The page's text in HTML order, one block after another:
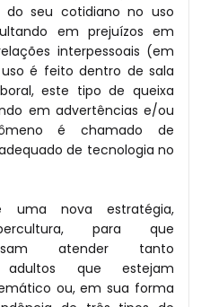
seu cotidiano no uso
em prejuízos em
interpessoais (em
é feito dentro de sala
este tipo de queixa
em advertências e/ou
é chamado de
de tecnologia no
uma nova estratégia,
para que
atender tanto
adultos que estejam
ou, em sua forma